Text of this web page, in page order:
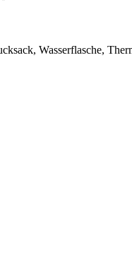
Wasserflasche,